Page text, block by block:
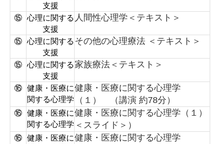
支援
⑮ 心理に関する
支援
人間性心理学＜テキスト＞
⑮ 心理に関する
支援
その他の心理療法 ＜テキスト＞
⑮ 心理に関する
支援
家族療法＜テキスト＞
⑯ 健康・医療に
関する心理学
健康・医療に関する心理学
（１） （講演 約78分）
⑯ 健康・医療に
関する心理学
健康・医療に関する心理学（１）
＜スライド＞）
⑯ 健康・医療に健康・医療に関する心理学